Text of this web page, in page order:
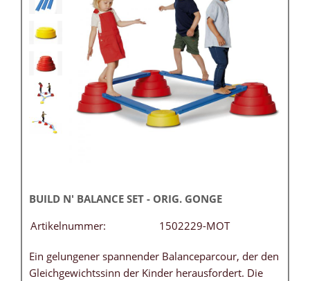
BUILD N' BALANCE SET - ORIG. GONGE
Artikelnummer:
1502229-MOT
Ein gelungener spannender Balanceparcour, der den
Gleichgewichtssinn der Kinder herausfordert. Die